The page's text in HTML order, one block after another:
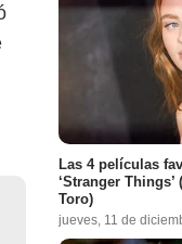
Las 4 películas
‘Stranger
Toro)
jueves, 11 de